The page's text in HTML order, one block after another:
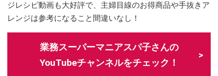
ジレシピ動画も大好評で、主婦目線のお得商品や手抜きア
レンジは参考になること間違いなし！
業務スーパーマニアスパ子さんの
YouTubeチャンネルをチェック！